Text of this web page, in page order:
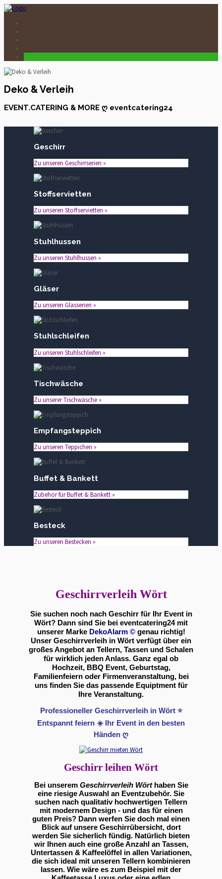
Deko & Verleih
EVENT.CATERING & MORE ღ eventcatering24
Geschirr
Zu unseren Geschirrserien »
Stoffservietten
Zu unseren Stoffservietten »
Stuhlhussen
Zu unseren Stuhlhussen »
Gläser
Zu unseren Glasserien »
Stuhlschleifen
Zu unseren Stuhlschleifen »
Tischwäsche
Zu unserer Tischwäsche »
Empfangsteppich
Zu unseren Teppichen »
Buffet & Bankett
Zubehör für Buffet & Bankett »
Besteck
Zu unseren Bestecken »
Geschirrverleih Wört
Sie suchen noch nach Geschirr für Ihr Event in
Wört? Dann sind Sie bei eventcatering24 mit
unserer Marke DekoAlarm ©genau richtig!
Unser Geschirrverleih in Wört verfügt über ein
großes Angebot an Tellern, Tassen und Schalen
für wirklich jeden Anlass. Ganz egal ob
Hochzeit, BBQ Event, Geburtstag,
Familienfeiern oder Firmenveranstaltung, bei
uns finden Sie das passende Equiptment für
Ihre Veranstaltung.
Professioneller Geschirrverleih in Wört ⭐
Entspannt feiern ☀️ Ihr Event in den besten
Händen ღ
Geschirr leihen Wört
Bei unserem Geschirrverleih Wörthaben Sie
eine riesige Auswahl an Eventzubehör. Sie
suchen nach qualitativ hochwertigen Tellern
mit modernem Design - und das für einen
guten Preis? Dann werfen Sie doch mal einen
Blick auf unsere Geschirrübersicht, dort
werden Sie sicherlich fündig. Natürlich bieten
wir Ihnen auch eine große Anzahl an Tassen,
Untertassen & Kaffeelöffel in allen Variationen,
die sich ideal mit unseren Tellern kombinieren
lassen. Wie wäre es zum Beispiel mit der